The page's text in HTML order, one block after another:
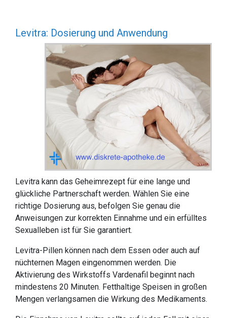
Levitra: Dosierung und Anwendung
Levitra kann das Geheimrezept für eine lange und
glückliche Partnerschaft werden. Wählen Sie eine
richtige Dosierung aus, befolgen Sie genau die
Anweisungen zur korrekten Einnahme und ein erfülltes
Sexualleben ist für Sie garantiert.
Levitra-Pillen können nach dem Essen oder auch auf
nüchternen Magen eingenommen werden. Die
Aktivierung des Wirkstoffs Vardenafil beginnt nach
mindestens 20 Minuten. Fetthaltige Speisen in großen
Mengen verlangsamen die Wirkung des Medikaments.